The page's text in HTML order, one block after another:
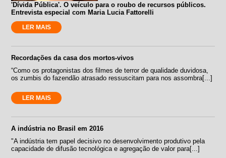
'Dívida Pública'. O veículo para o roubo de recursos públicos.
Entrevista especial com Maria Lucia Fattorelli
LER MAIS
Recordações da casa dos mortos-vivos
“Como os protagonistas dos filmes de terror de qualidade duvidosa,
os zumbis do fazendão atrasado ressuscitam para nos assombra[...]
LER MAIS
A indústria no Brasil em 2016
"A indústria tem papel decisivo no desenvolvimento produtivo pela
capacidade de difusão tecnológica e agregação de valor para[...]